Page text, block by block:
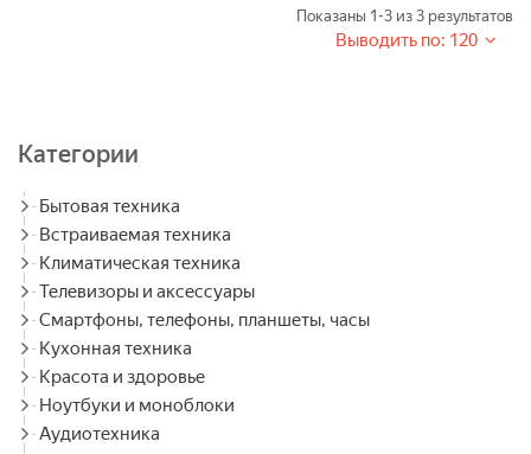
Показаны 1-3 из 3 результатов
Выводить по: 120
Категории
Бытовая техника
Встраиваемая техника
Климатическая техника
Телевизоры и аксессуары
Смартфоны, телефоны, планшеты, часы
Кухонная техника
Красота и здоровье
Ноутбуки и моноблоки
Аудиотехника